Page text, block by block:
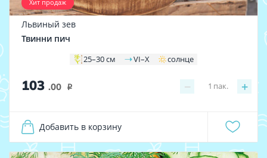
Хит продаж
Львиный зев
Твинни пич
25–30 см VI–X солнце
103 .00 i − +
1 пак.
Добавить в корзину